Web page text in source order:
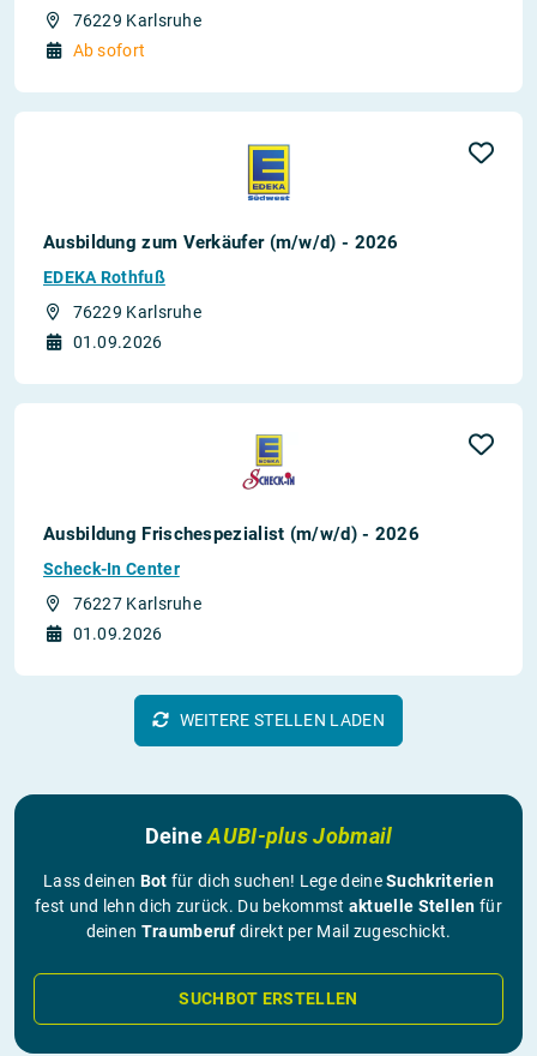
76229 Karlsruhe
Ab sofort
Ausbildung zum Verkäufer (m/w/d) - 2026
EDEKA Rothfuß
76229 Karlsruhe
01.09.2026
Ausbildung Frischespezialist (m/w/d) - 2026
Scheck-In Center
76227 Karlsruhe
01.09.2026
WEITERE STELLEN LADEN
DeineAUBI-plus Jobmail
Lass deinen Bot für dich suchen! Lege deineSuchkriterien
fest und lehn dich zurück. Du bekommst aktuelle Stellen für
deinen Traumberuf direkt per Mail zugeschickt.
SUCHBOT ERSTELLEN